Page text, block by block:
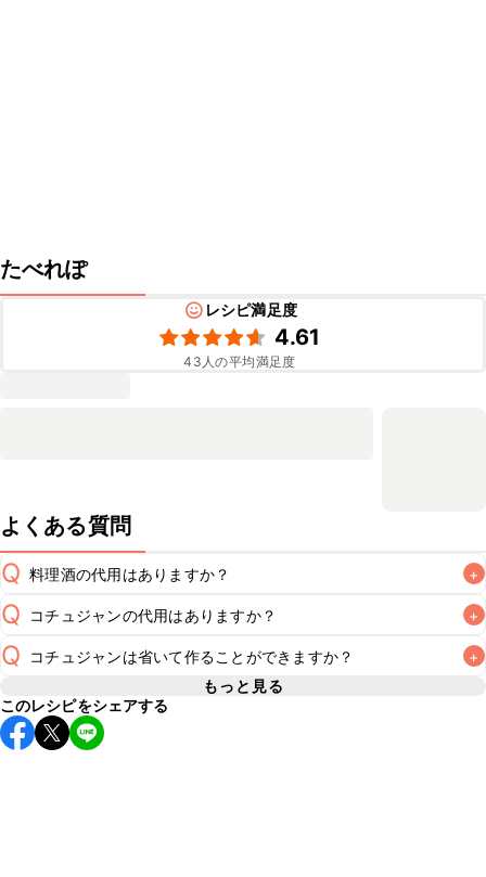
たべれぽ
レシピ満足度
4.61
43 人の平均満足度
よくある質問
Q 料理酒の代用はありますか？ +
A
Q コチュジャンの代用はありますか？ +
A
Q コチュジャンは省いて作ることができますか？ +
A
使用量が少ない場合は省いてもお作りいただけますが、メイ
ンの味付けとして使用している場合は省くと味がぼやける可
能性があるため、
もっと見る
このレシピをシェアする